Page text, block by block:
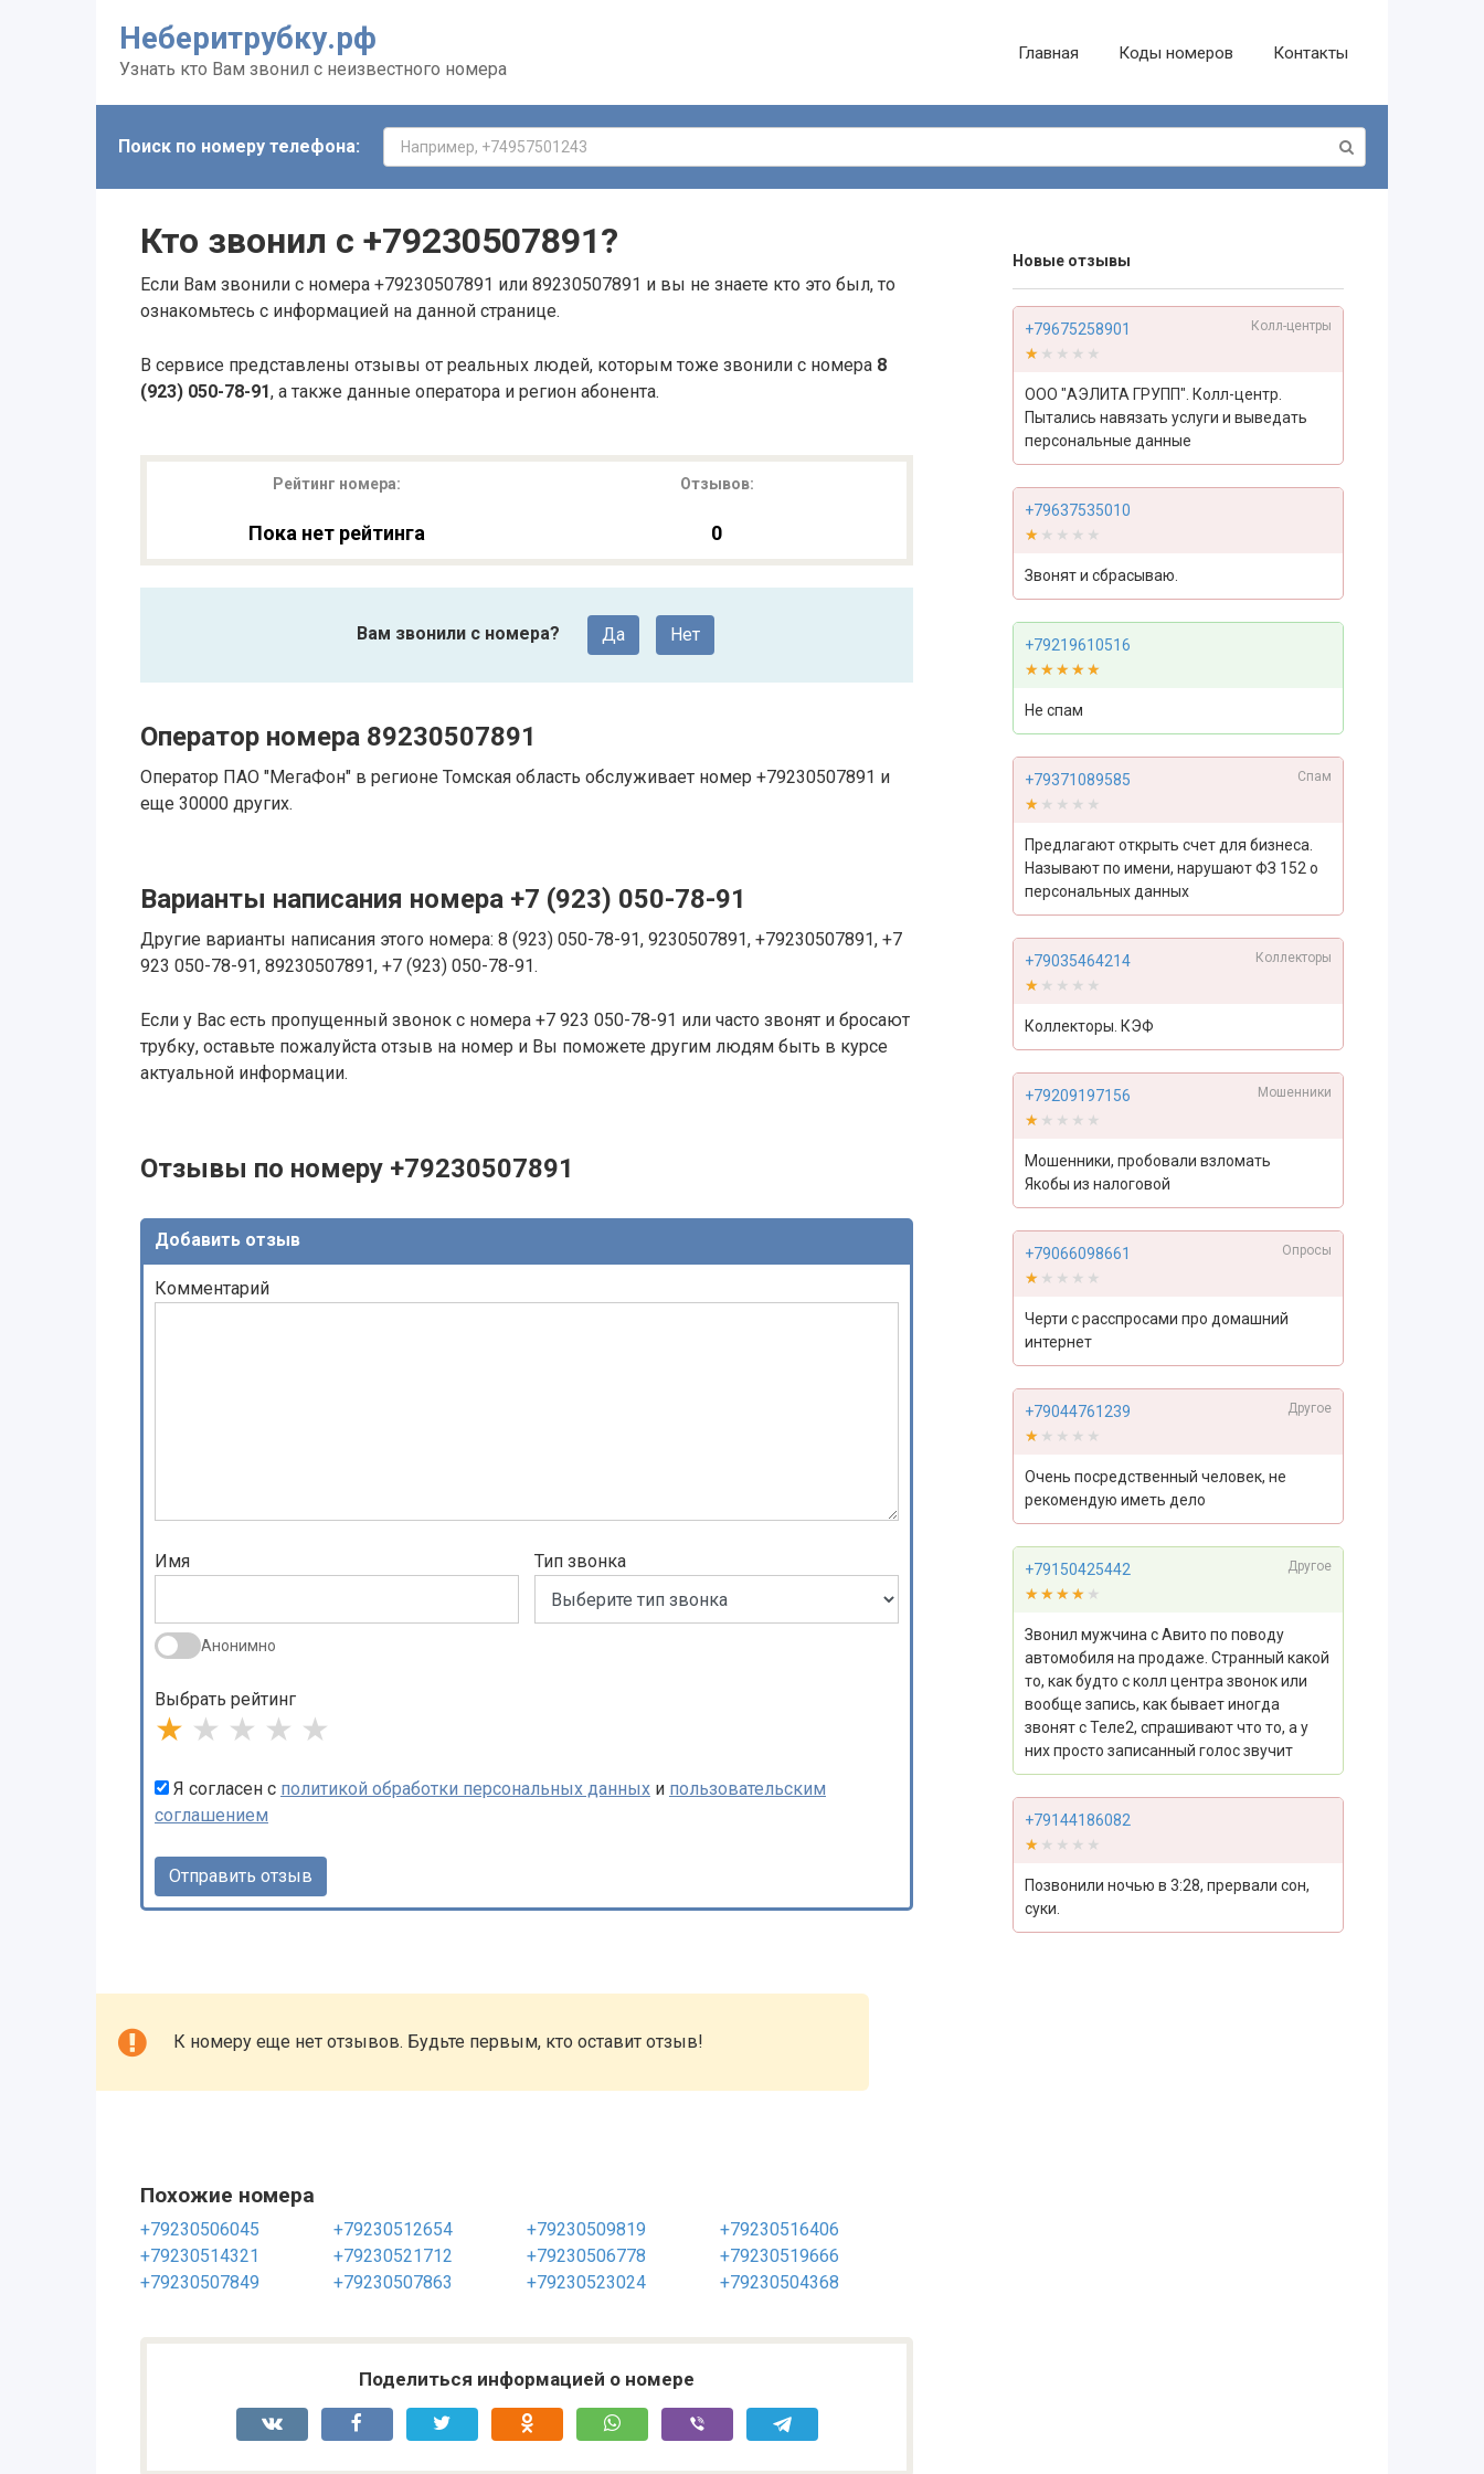
Неберитрубку.рф
Узнать кто Вам звонил с неизвестного номера
Главная Коды номеров Контакты
Поиск по номеру телефона:
Кто звонил с +79230507891?
Если Вам звонили с номера +79230507891 или 89230507891 и вы не знаете кто это был, то
ознакомьтесь с информацией на данной странице.
В сервисе представлены отзывы от реальных людей, которым тоже звонили с номера 8
(923) 050-78-91, а также данные оператора и регион абонента.
Рейтинг номера:
Пока нет рейтинга
Отзывов:
0
Вам звонили с номера? Да Нет
Оператор номера 89230507891
Оператор ПАО "МегаФон" в регионе Томская область обслуживает номер +79230507891 и
еще 30000 других.
Варианты написания номера +7 (923) 050-78-91
Другие варианты написания этого номера: 8 (923) 050-78-91, 9230507891, +79230507891, +7
923 050-78-91, 89230507891, +7 (923) 050-78-91.
Если у Вас есть пропущенный звонок с номера +7 923 050-78-91 или часто звонят и бросают
трубку, оставьте пожалуйста отзыв на номер и Вы поможете другим людям быть в курсе
актуальной информации.
Отзывы по номеру +79230507891
Добавить отзыв
Комментарий
Имя
Анонимно
Тип звонка
Выбрать рейтинг
★ ★ ★ ★ ★
Я согласен с политикой обработки персональных данных и пользовательским
соглашением
К номеру еще нет отзывов. Будьте первым, кто оставит отзыв!
Похожие номера
+79230506045 +79230512654 +79230509819
+79230516406
+79230514321
+79230521712 +79230506778
+79230519666
+79230507849
+79230507863 +79230523024 +79230504368
Поделиться информацией о номере
Новые отзывы
+79675258901 Колл-центры
★★★★★
★★★★★
ООО "АЭЛИТА ГРУПП". Колл-центр.
Пытались навязать услуги и выведать
персональные данные
+79637535010
★★★★★
★★★★★
Звонят и сбрасываю.
+79219610516
★★★★★
★★★★★
Не спам
+79371089585 Спам
★★★★★
★★★★★
Предлагают открыть счет для бизнеса.
Называют по имени, нарушают ФЗ 152 о
персональных данных
+79035464214 Коллекторы
★★★★★
★★★★★
Коллекторы. КЭФ
+79209197156 Мошенники
★★★★★
★★★★★
Мошенники, пробовали взломать
Якобы из налоговой
+79066098661 Опросы
★★★★★
★★★★★
Черти с расспросами про домашний
интернет
+79044761239 Другое
★★★★★
★★★★★
Очень посредственный человек, не
рекомендую иметь дело
+79150425442 Другое
★★★★★
★★★★★
Звонил мужчина с Авито по поводу
автомобиля на продаже. Странный какой
то, как будто с колл центра звонок или
вообще запись, как бывает иногда
звонят с Теле2, спрашивают что то, а у
них просто записанный голос звучит
+79144186082
★★★★★
★★★★★
Позвонили ночью в 3:28, прервали сон,
суки.